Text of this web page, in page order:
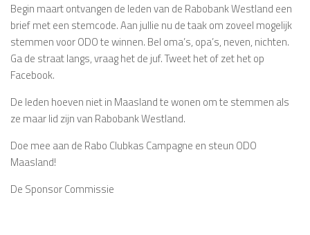
Begin maart ontvangen de leden van de Rabobank Westland een
brief met een stemcode. Aan jullie nu de taak om zoveel mogelijk
stemmen voor ODO te winnen. Bel oma’s, opa’s, neven, nichten.
Ga de straat langs, vraag het de juf. Tweet het of zet het op
Facebook.
De leden hoeven niet in Maasland te wonen om te stemmen als
ze maar lid zijn van Rabobank Westland.
Doe mee aan de Rabo Clubkas Campagne en steun ODO
Maasland!
De Sponsor Commissie